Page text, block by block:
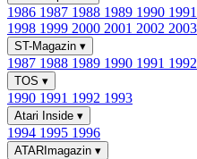
1986 1987 1988 1989 1990 1991
1998 1999 2000 2001 2002 2003
ST-Magazin ▾
1987 1988 1989 1990 1991 1992
TOS ▾
1990 1991 1992 1993
Atari Inside ▾
1994 1995 1996
ATARImagazin ▾